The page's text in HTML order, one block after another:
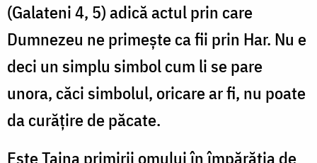
(Galateni 4, 5) adică actul prin care
Dumnezeu ne primeşte ca fii prin Har. Nu e
deci un simplu simbol cum li se pare
unora, căci simbolul, oricare ar fi, nu poate
da curăţire de păcate.
Este Taina primirii omului în împărăţia de